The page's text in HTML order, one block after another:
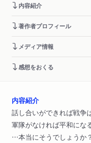
内容紹介
著作者プロフィール
メディア情報
感想をおくる
内容紹介
話し合いができれば戦争
軍隊がなければ平和になる
…本当にそうでしょうか